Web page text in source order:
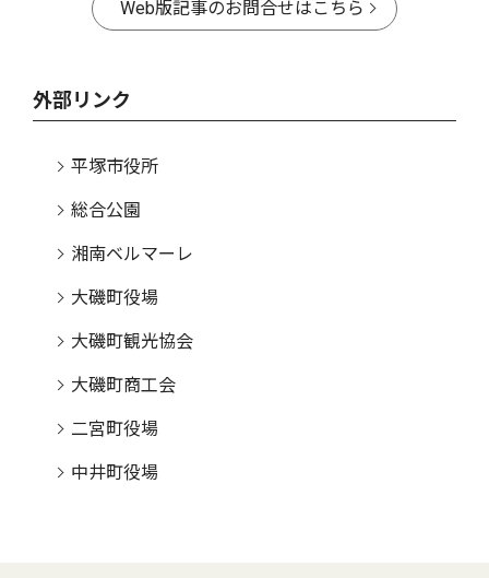
Web版記事のお問合せはこちら
外部リンク
平塚市役所
総合公園
湘南ベルマーレ
大磯町役場
大磯町観光協会
大磯町商工会
二宮町役場
中井町役場